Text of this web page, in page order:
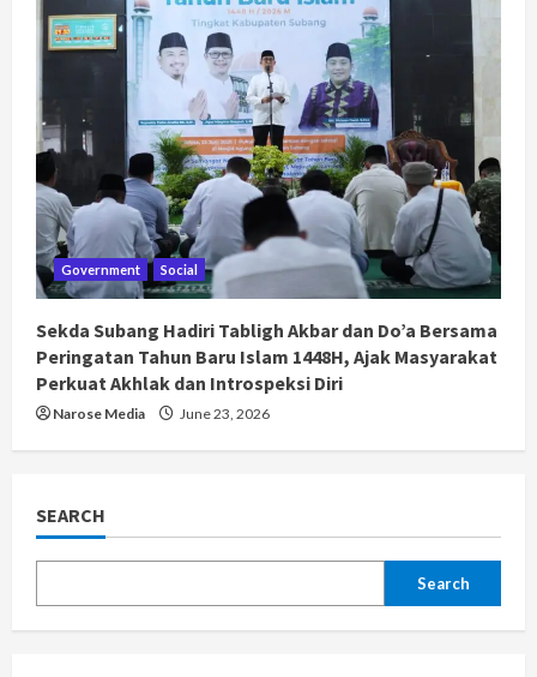
Government Social
Sekda Subang Hadiri Tabligh Akbar dan Do’a Bersama
Peringatan Tahun Baru Islam 1448H, Ajak Masyarakat
Perkuat Akhlak dan Introspeksi Diri
Narose Media June 23, 2026
SEARCH
Search